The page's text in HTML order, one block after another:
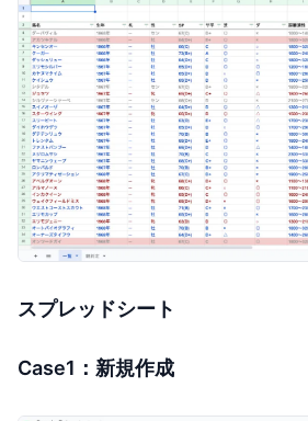
スプレッドシート
Case1：新規作成